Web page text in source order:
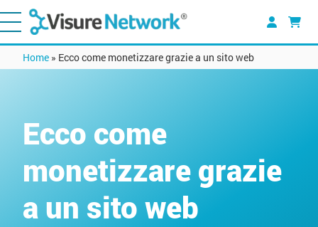
Home » Ecco come monetizzare grazie a un sito web
Ecco come
monetizzare grazie
a un sito web